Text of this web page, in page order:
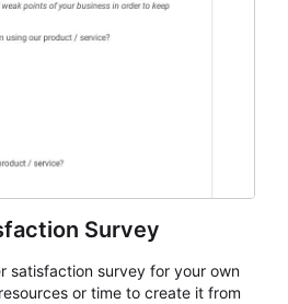
Survey
satisfaction survey for your own
or time to create it from